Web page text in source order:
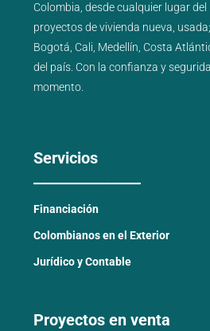
Colombia, desde cualquier lugar del
proyectos devivienda nueva usada
Bogotá Cali Medellín Costa
del país . Con la confianza y
momento.
Servicios
Financiación
Colombianos en el Exterior
Jurídico y Contable
Proyectos en venta